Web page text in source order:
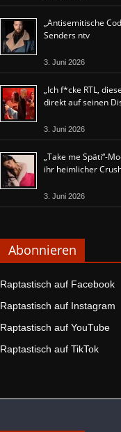
„Antisemitische
Senders ntv
3. Juni 2026
„Ich f*cke RTL,
direkt auf seinen
3. Juni 2026
„Take me Späti“-
ihr heimlicher
3. Juni 2026
Abonnieren
Raptastisch auf Facebook
Raptastisch auf Instagram
Raptastisch auf YouTube
Raptastisch auf TikTok